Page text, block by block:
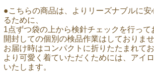
●こちらの商品は、よりリーズナブルに安
るために、
1点ずつ袋の上から検針チェックを行って
開封しての個別の検品作業はしておりませ
お届け時はコンパクトに折りたたまれてお
より可愛く着ていただくためには、アイ
いたします。